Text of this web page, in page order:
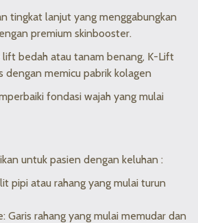
tingkat lanjut yang menggabungkan
premium skinbooster.
bedah atau tanam benang, K-Lift
dengan memicu pabrik kolagen
fondasi wajah yang mulai
untuk pasien dengan keluhan :
pipi atau rahang yang mulai turun
Garis rahang yang mulai memudar dan